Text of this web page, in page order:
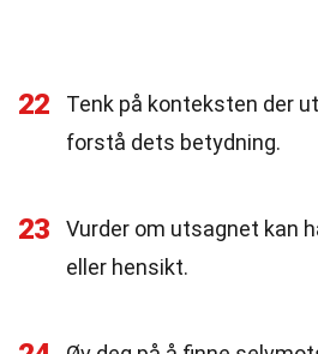
22
Tenk på konteksten der
forstå dets betydning.
23
Vurder om utsagnet kan
eller hensikt.